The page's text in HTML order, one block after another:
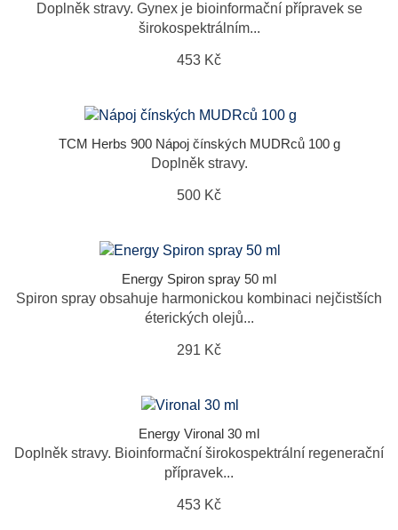
Doplněk stravy. Gynex je bioinformační přípravek se
širokospektrálním...
453 Kč
TCM Herbs 900 Nápoj čínských MUDRců 100 g
Doplněk stravy.
500 Kč
Energy Spiron spray 50 ml
Spiron spray obsahuje harmonickou kombinaci nejčistších
éterických olejů...
291 Kč
Energy Vironal 30 ml
Doplněk stravy. Bioinformační širokospektrální regenerační
přípravek...
453 Kč